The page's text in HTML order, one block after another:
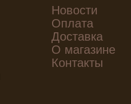
Новости
Оплата
Доставка
О магазине
Контакты